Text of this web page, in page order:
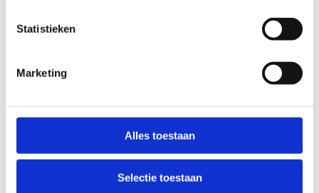
Statistieken
Marketing
Alles toestaan
Selectie toestaan